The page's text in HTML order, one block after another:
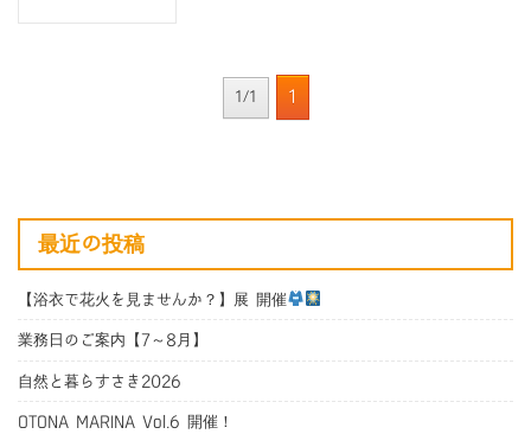
1/1 1
最近の投稿
【浴衣で花火を見ませんか？】展 開催
業務日のご案内【7～8月】
自然と暮らすさき2026
OTONA MARINA Vol.6 開催！